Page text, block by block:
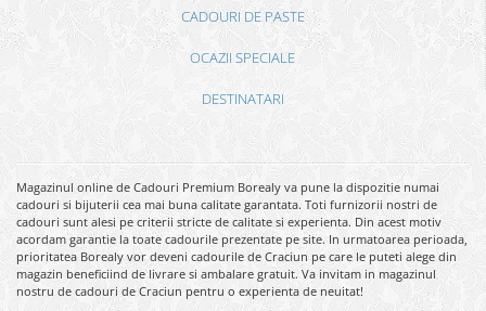
CADOURI DE PASTE
OCAZII SPECIALE
DESTINATARI
Magazinul online de Cadouri Premium Borealy va pune la dispozitie numai
cadouri si bijuterii cea mai buna calitate garantata. Toti furnizorii nostri de
cadouri sunt alesi pe criterii stricte de calitate si experienta. Din acest motiv
acordam garantie la toate cadourile prezentate pe site. In urmatoarea perioada,
prioritatea Borealy vor deveni cadourile de Craciun pe care le puteti alege din
magazin beneficiind de livrare si ambalare gratuit. Va invitam in magazinul
nostru de cadouri de Craciun pentru o experienta de neuitat!